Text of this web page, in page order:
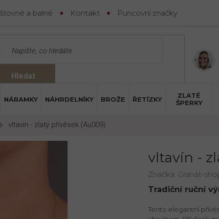
a balné Kontakt Puncovní značky
Hledat
NÁRAMKY NÁHRDELNÍKY BROŽE ŘETÍZKY
ZLATÉ
ŠPERKY
vltavín - zlatý přívěsek (Au009)
vltavín -
Značka: Granát-
Tradiční ruční
Tento elegantní